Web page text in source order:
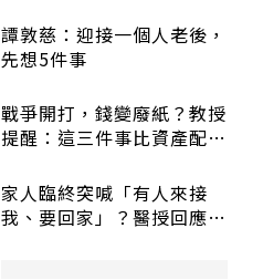
譚敦慈：迎接一個人老後，
先想5件事
戰爭開打，錢變廢紙？教授
提醒：這三件事比資產配置
家人臨終突喊「有人來接
我、要回家」？醫授回應方